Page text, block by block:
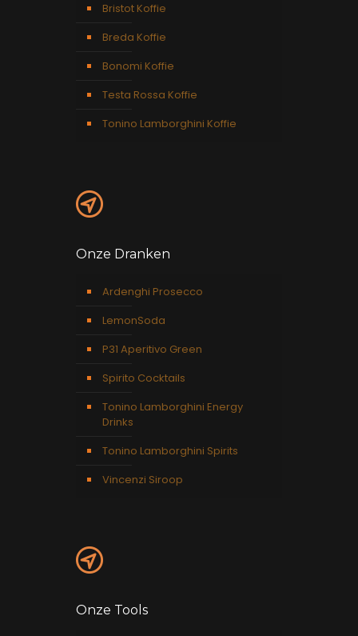
Bristot Koffie
Breda Koffie
Bonomi Koffie
Testa Rossa Koffie
Tonino Lamborghini Koffie
Onze Dranken
Ardenghi Prosecco
LemonSoda
P31 Aperitivo Green
Spirito Cocktails
Tonino Lamborghini Energy
Drinks
Tonino Lamborghini Spirits
Vincenzi Siroop
Onze Tools